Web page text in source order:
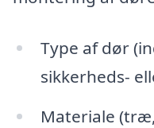
Type af dør
sikkerheds-
Materiale